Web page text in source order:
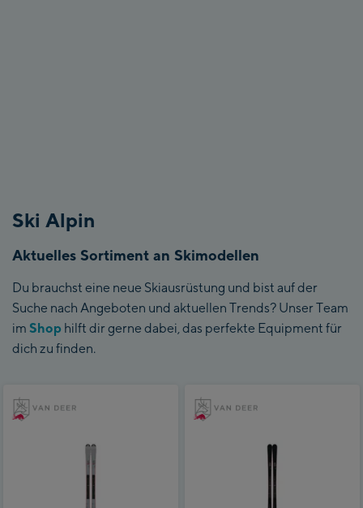
Ski Alpin
Aktuelles Sortiment an Skimodellen
Du brauchst eine neue Skiausrüstung und bist auf der
Suche nach Angeboten und aktuellen Trends? Unser Team
im Shop hilft dir gerne dabei, das perfekte Equipment für
dich zu finden.